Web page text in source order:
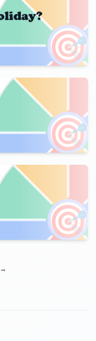
🎯
🎯
🎯